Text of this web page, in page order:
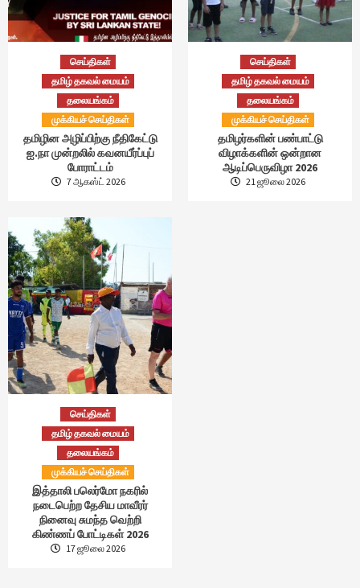
செய்திகள்
தமிழ் தகவல் மையம்
தலையங்கம்
முக்கியச் செய்திகள்
தமிழின அழிப்பிற்கு நீதிகேட்டு
ஐ.நா முன்றலில் கவனயீர்ப்புப்
போராட்டம்
7 ஆகஸ்ட் 2026
செய்திகள்
தமிழ் தகவல் மையம்
தலையங்கம்
முக்கியச் செய்திகள்
தமிழர்களின் பண்பாட்டு
விழாக்களின் ஒன்றான
ஆடிப்பெருவிழா 2026
21 ஜூலை 2026
செய்திகள்
தமிழ் தகவல் மையம்
தலையங்கம்
முக்கியச் செய்திகள்
இத்தாலி பலெர்மோ நகரில்
நடைபெற்ற தேசிய மாவீரர்
நினைவு சுமந்த வெற்றி
கிண்ணப் போட்டிகள் 2026
17 ஜூலை 2026